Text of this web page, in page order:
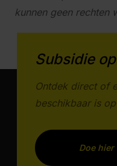
kunnen geen rechten
Subsidie
Ontdek direct of
beschikbaar is
Doe